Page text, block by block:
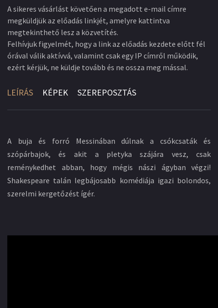
A sikeres vásárlást követően a megadott e-mail címre
megküldjük az előadás linkjét, amelyre kattintva
megtekinthető lesz a közvetítés.
Felhívjuk figyelmét, hogy a link az előadás kezdete előtt fél
órával válik aktívvá, valamint csak egy IP címről működik,
ezért kérjük, ne küldje tovább és ne ossza meg mással.
LEÍRÁS KÉPEK SZEREPOSZTÁS
A buja és forró Messinában dúlnak a csókcsaták és
szópárbajok, és akit a pletyka szájára vesz, csak
reménykedhet abban, hogy mégis nászi ágyban végzi!
Shakespeare talán legbájosabb komédiája igazi bolondos,
szerelmi kergetőzést ígér.